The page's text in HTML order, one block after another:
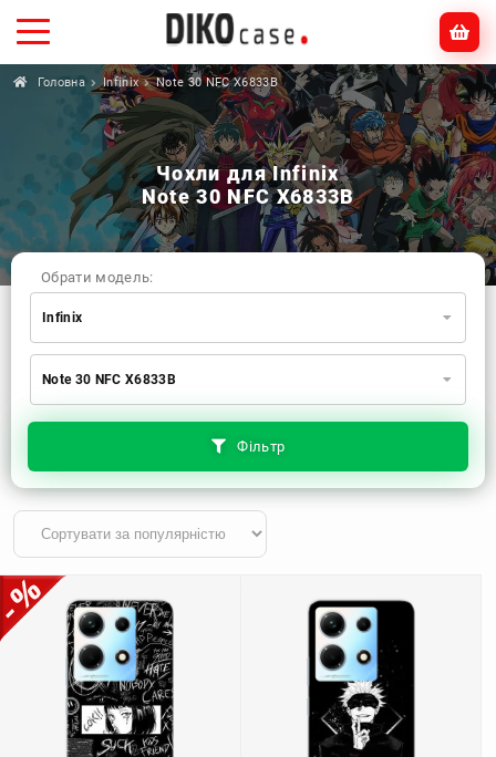
Головна Infinix Note 30 NFC X6833B
Чохли для Infinix
Note 30 NFC X6833B
Фільтр
Обрати модель:
Infinix
Xiaomi
Apple
Huawei
Realme
TECNO
ZTE
OnePlus
Motorola
Note 30 NFC X6833B